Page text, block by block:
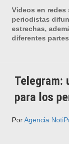
Videos en redes
periodistas
estrechas,
diferentes partes
Telegram:
para los
PorAgencia